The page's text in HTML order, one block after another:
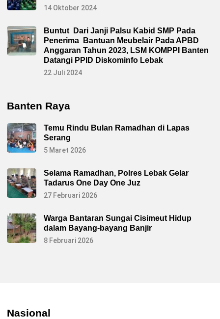
14 Oktober 2024
Buntut Dari Janji Palsu Kabid SMP Pada
Penerima Bantuan Meubelair Pada APBD
Anggaran Tahun 2023, LSM KOMPPI Banten
Datangi PPID Diskominfo Lebak
22 Juli 2024
Banten Raya
Temu Rindu Bulan Ramadhan di Lapas
Serang
5 Maret 2026
Selama Ramadhan, Polres Lebak Gelar
Tadarus One Day One Juz
27 Februari 2026
Warga Bantaran Sungai Cisimeut Hidup
dalam Bayang-bayang Banjir
8 Februari 2026
Nasional